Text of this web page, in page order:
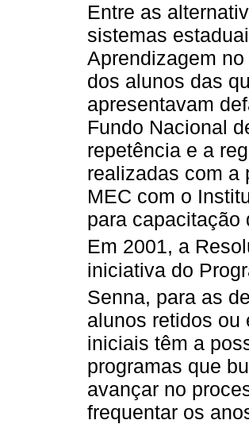
Entre as
sistemas
Aprendizagem
dos alunos das
apresentavam
Fundo Nacional
repetência e a
realizadas com a
MEC com o
para capacitação
Em 2001, a
iniciativa do
Senna, para as
alunos retidos ou
iniciais têm a
programas que
avançar no
frequentar os